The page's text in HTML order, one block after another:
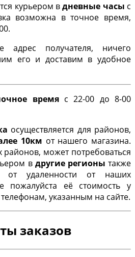
курьером вдневные часы с
возможна в точное время,
получателя, ничего
его и доставим в удобное
времяс 22-00 до 8-00
осуществляется для районов,
10км от нашего магазина.
может потребоваться
в другие регионы также
от удаленности от наших
пожалуйста её стоимость у
указанным на сайте.
заказов